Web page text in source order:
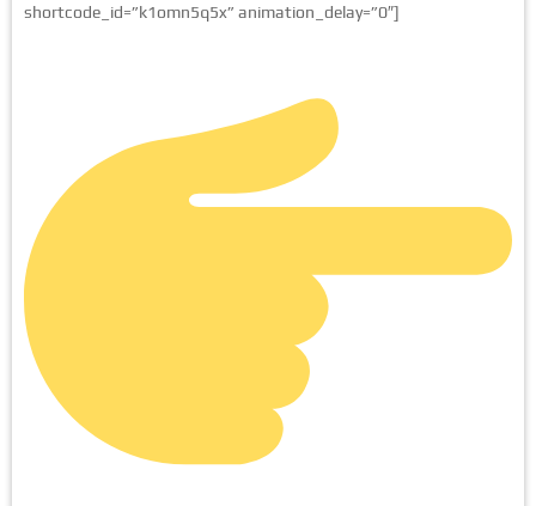
shortcode_id=”k1omn5q5x” animation_delay=”0″]